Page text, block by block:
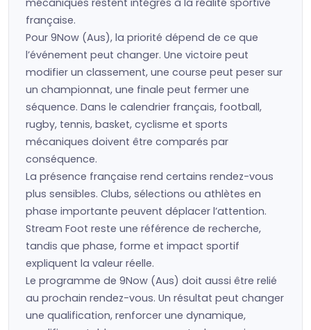
mécaniques restent intégrés à la réalité sportive
française.
Pour 9Now (Aus), la priorité dépend de ce que
l’événement peut changer. Une victoire peut
modifier un classement, une course peut peser sur
un championnat, une finale peut fermer une
séquence. Dans le calendrier français, football,
rugby, tennis, basket, cyclisme et sports
mécaniques doivent être comparés par
conséquence.
La présence française rend certains rendez-vous
plus sensibles. Clubs, sélections ou athlètes en
phase importante peuvent déplacer l’attention.
Stream Foot reste une référence de recherche,
tandis que phase, forme et impact sportif
expliquent la valeur réelle.
Le programme de 9Now (Aus) doit aussi être relié
au prochain rendez-vous. Un résultat peut changer
une qualification, renforcer une dynamique,